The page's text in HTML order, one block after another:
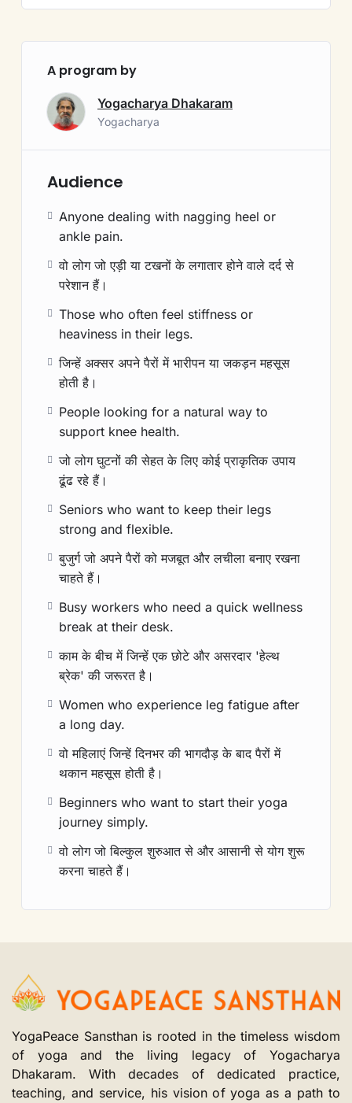
A program by
Yogacharya Dhakaram
Yogacharya
Audience
Anyone dealing with nagging heel or
ankle pain.
वो लोग जो एड़ी या टखनों के लगातार होने वाले दर्द से
परेशान हैं।
Those who often feel stiffness or
heaviness in their legs.
जिन्हें अक्सर अपने पैरों में भारीपन या जकड़न महसूस
होती है।
People looking for a natural way to
support knee health.
जो लोग घुटनों की सेहत के लिए कोई प्राकृतिक उपाय
ढूंढ रहे हैं।
Seniors who want to keep their legs
strong and flexible.
बुजुर्ग जो अपने पैरों को मजबूत और लचीला बनाए रखना
चाहते हैं।
Busy workers who need a quick wellness
break at their desk.
काम के बीच में जिन्हें एक छोटे और असरदार 'हेल्थ
ब्रेक' की जरूरत है।
Women who experience leg fatigue after
a long day.
वो महिलाएं जिन्हें दिनभर की भागदौड़ के बाद पैरों में
थकान महसूस होती है।
Beginners who want to start their yoga
journey simply.
वो लोग जो बिल्कुल शुरुआत से और आसानी से योग शुरू
करना चाहते हैं।
YogaPeace Sansthan is rooted in the timeless wisdom
of yoga and the living legacy of Yogacharya
Dhakaram. With decades of dedicated practice,
teaching, and service, his vision of yoga as a path to